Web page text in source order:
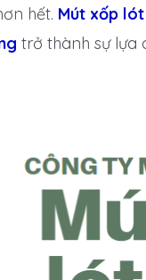
hết. Mút xốp
trở thành sự lựa